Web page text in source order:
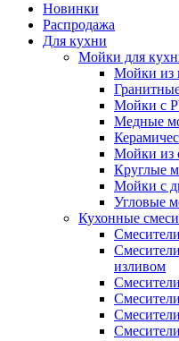
Новинки
Распродажа
Для кухни
Мойки для
Мойки из
Мойки с
Медные
Мойки из
Круглые
Мойки с
Угловые
Кухонные
изливом